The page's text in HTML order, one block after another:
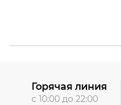
Горячая линия
с 10:00 до 22:00